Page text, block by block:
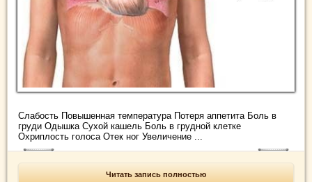
Слабость Повышенная температура Потеря аппетита Боль в
груди Одышка Сухой кашель Боль в грудной клетке
Охриплость голоса Отек ног Увеличение ...
Читать запись полностью